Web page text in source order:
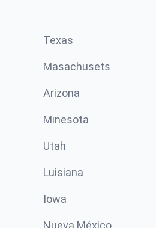
Texas
Masachusets
Arizona
Minesota
Utah
Luisiana
Iowa
Nueva México